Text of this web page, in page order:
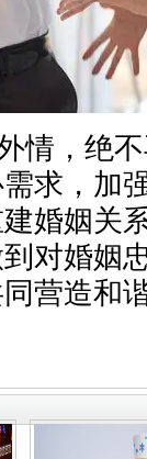
情，绝
求，加
婚姻关
对婚姻
营造和